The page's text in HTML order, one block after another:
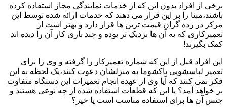
برخی از افراد بدون این که از خدمات نمایندگی مجاز استفاده کرده
باشند،مبنا را بر این قرار می دهند که خدمات ارائه شده توسط این
مرکز در رده گران قیمت ترین ها قرار دارد و بهتر است از
تعمیرکاری که به آن ها نزدیک تر بوده و چند باری کار آن را دیده اند
کمک بگیرند!
این افراد قبل از این که شماره تعمیرکار را گرفته و وی را برای
تعمیر لباسشویی پاکشوما به منزلشان دعوت کنند،یک لحظه به این
فکر نمی کنند که آیا وی از عهده انجام تعمیرات این دستگاه متفاوت
بر خواهد آمد؟ یا این که قطعات استفاده شده از چه نوعی هستند و
جنس آن ها برای استفاده مناسب است یا خیر؟